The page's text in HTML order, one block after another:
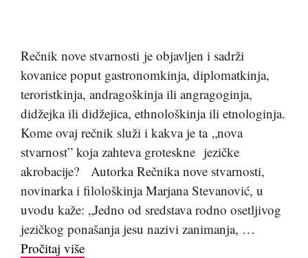
Rečnik nove stvarnosti je objavljen i sadrži
kovanice poput gastronomkinja, diplomatkinja,
teroristkinja, andragoškinja ili angragoginja,
didžejka ili didžejica, ethnološkinja ili etnologinja.
Kome ovaj rečnik služi i kakva je ta „nova
stvarnost” koja zahteva groteskne jezičke
akrobacije? Autorka Rečnika nove stvarnosti,
novinarka i filološkinja Marjana Stevanović, u
uvodu kaže: „Jedno od sredstava rodno osetljivog
jezičkog ponašanja jesu nazivi zanimanja, …
Pročitaj više